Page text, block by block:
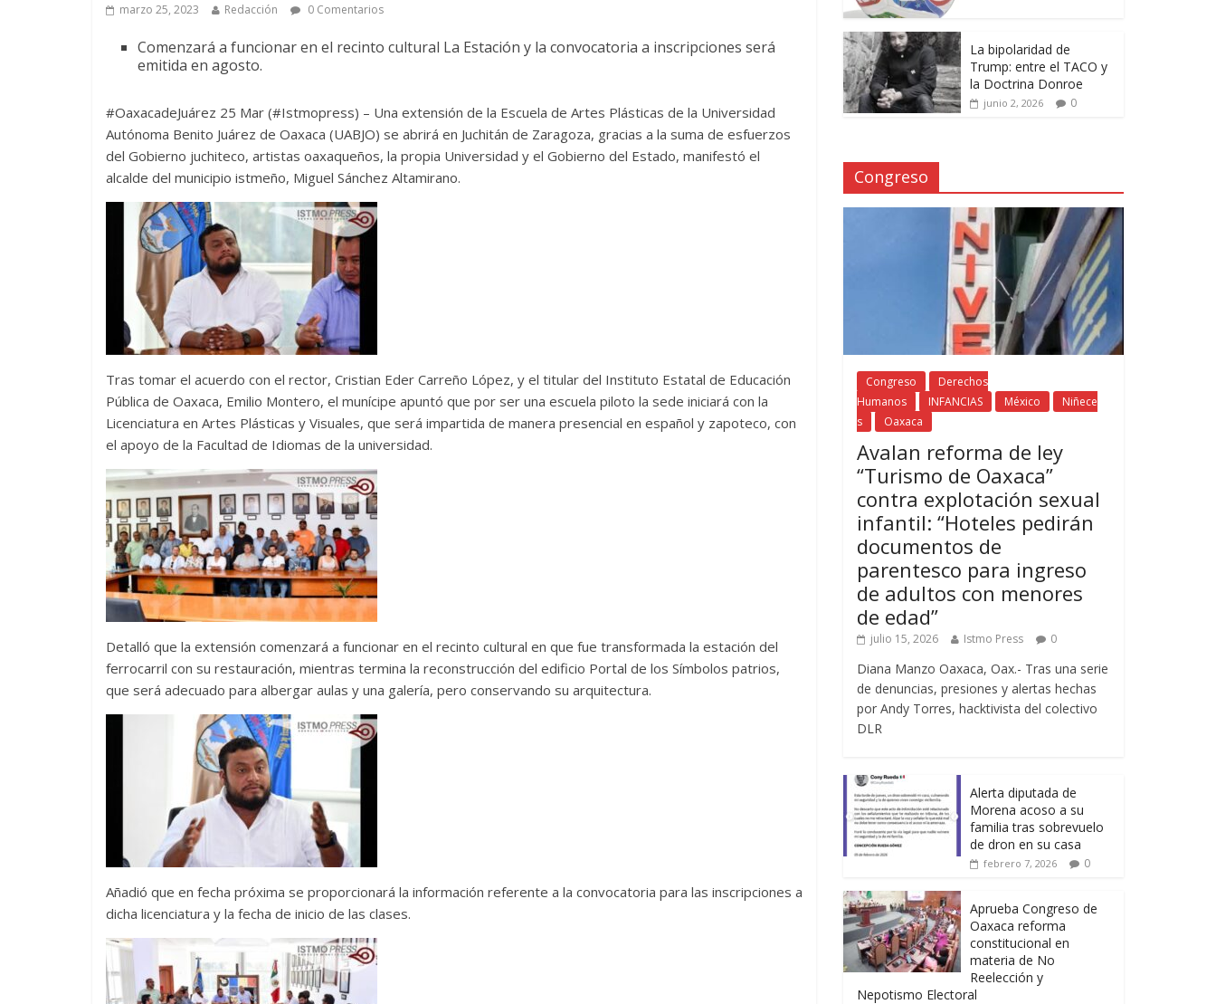
marzo 25, 2023 Redacción 0 Comentarios
Comenzará a funcionar en el recinto cultural La Estación y la convocatoria a inscripciones será
emitida en agosto.
#OaxacadeJuárez 25 Mar (#Istmopress) – Una extensión de la Escuela de Artes Plásticas de la Universidad
Autónoma Benito Juárez de Oaxaca (UABJO) se abrirá en Juchitán de Zaragoza, gracias a la suma de esfuerzos
del Gobierno juchiteco, artistas oaxaqueños, la propia Universidad y el Gobierno del Estado, manifestó el
alcalde del municipio istmeño, Miguel Sánchez Altamirano.
Tras tomar el acuerdo con el rector, Cristian Eder Carreño López, y el titular del Instituto Estatal de Educación
Pública de Oaxaca, Emilio Montero, el munícipe apuntó que por ser una escuela piloto la sede iniciará con la
Licenciatura en Artes Plásticas y Visuales, que será impartida de manera presencial en español y zapoteco, con
el apoyo de la Facultad de Idiomas de la universidad.
Detalló que la extensión comenzará a funcionar en el recinto cultural en que fue transformada la estación del
ferrocarril con su restauración, mientras termina la reconstrucción del edificio Portal de los Símbolos patrios,
que será adecuado para albergar aulas y una galería, pero conservando su arquitectura.
Añadió que en fecha próxima se proporcionará la información referente a la convocatoria para las inscripciones a
dicha licenciatura y la fecha de inicio de las clases.
La bipolaridad de
Trump: entre el TACO y
la Doctrina Donroe
junio 2, 2026 0
Congreso
Congreso
Derechos
Humanos
INFANCIAS México
Niñece
s
Oaxaca
Avalan reforma de ley
“Turismo de Oaxaca”
contra explotación sexual
infantil: “Hoteles pedirán
documentos de
parentesco para ingreso
de adultos con menores
de edad”
julio 15, 2026 Istmo Press 0
Diana Manzo Oaxaca, Oax.- Tras una serie
de denuncias, presiones y alertas hechas
por Andy Torres, hacktivista del colectivo
DLR
Alerta diputada de
Morena acoso a su
familia tras sobrevuelo
de dron en su casa
febrero 7, 2026 0
Aprueba Congreso de
Oaxaca reforma
constitucional en
materia de No
Reelección y
Nepotismo Electoral